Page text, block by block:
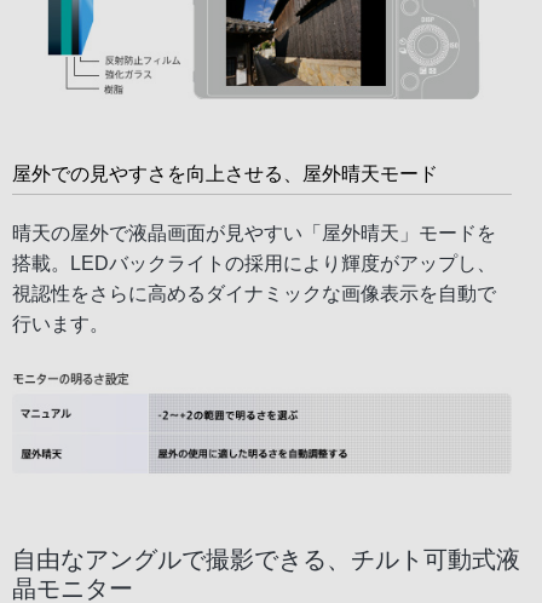
屋外での見やすさを向上させる、屋外晴天モード
晴天の屋外で液晶画面が見やすい「屋外晴天」モードを
搭載。LEDバックライトの採用により輝度がアップし、
視認性をさらに高めるダイナミックな画像表示を自動で
行います。
自由なアングルで撮影できる、チルト可動式液
晶モニター